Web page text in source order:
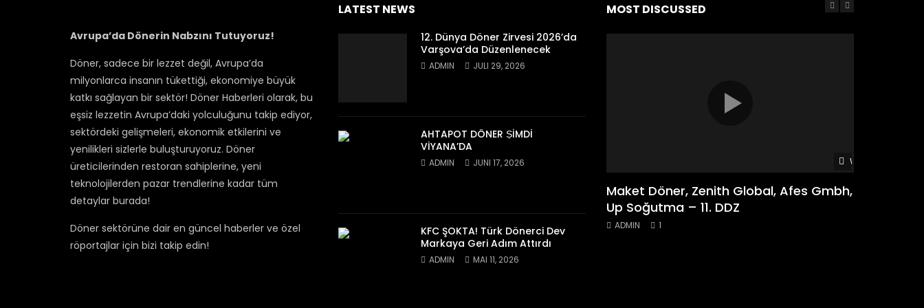
Avrupa’da Dönerin Nabzını Tutuyoruz!
Döner, sadece bir lezzet değil, Avrupa’da
milyonlarca insanın tükettiği, ekonomiye büyük
katkı sağlayan bir sektör! Döner Haberleri olarak, bu
eşsiz lezzetin Avrupa’daki yolculuğunu takip ediyor,
sektördeki gelişmeleri, ekonomik etkilerini ve
yenilikleri sizlerle buluşturuyoruz. Döner
üreticilerinden restoran sahiplerine, yeni
teknolojilerden pazar trendlerine kadar tüm
detaylar burada!
Döner sektörüne dair en güncel haberler ve özel
röportajlar için bizi takip edin!
LATEST NEWS
12. Dünya Döner Zirvesi 2026’da
Varşova’da Düzenlenecek
ADMIN JULI 29, 2026
AHTAPOT DÖNER ṢİMDİ
VİYANA’DA
ADMIN JUNI 17, 2026
KFC ŞOKTA! Türk Dönerci Dev
Markaya Geri Adım Attırdı
ADMIN MAI 11, 2026
MOST DISCUSSED
Watch Later
Maket Döner, Zenith Global, Afes Gmbh,
Up Soğutma – 11. DDZ
ADMIN 1